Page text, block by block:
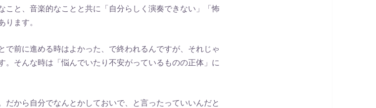
こと、音楽的なことと共に「自分らしく演奏できない」「怖
ります。
で前に進める時はよかった、で終われるんですが、それじゃ
。そんな時は「悩んでいたり不安がっているものの正体」に
だから自分でなんとかしておいで、と言ったっていいんだと